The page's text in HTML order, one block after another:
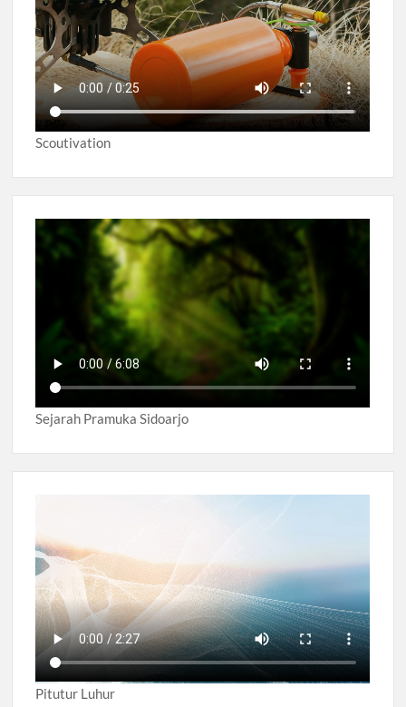
Scoutivation
Sejarah Pramuka Sidoarjo
Pitutur Luhur